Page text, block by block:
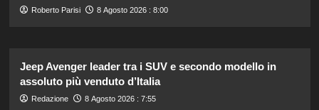
Roberto Parisi 8 Agosto 2026 : 8:00
Jeep Avenger leader tra i SUV e secondo modello in
assoluto più venduto d’Italia
Redazione 8 Agosto 2026 : 7:55